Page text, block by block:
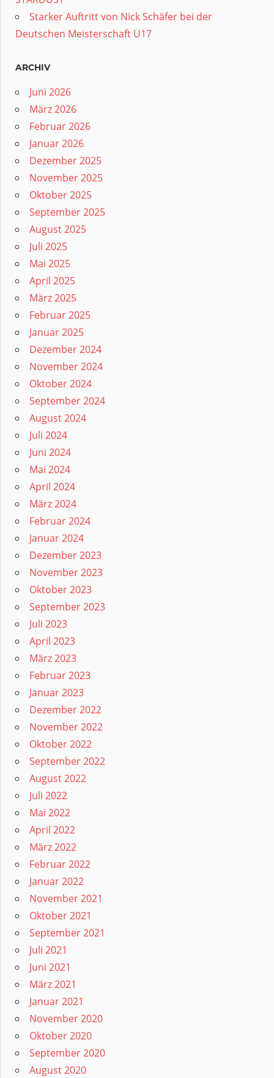
Starker Auftritt von Nick Schäfer bei der
Deutschen Meisterschaft U17
ARCHIV
Juni 2026
März 2026
Februar 2026
Januar 2026
Dezember 2025
November 2025
Oktober 2025
September 2025
August 2025
Juli 2025
Mai 2025
April 2025
März 2025
Februar 2025
Januar 2025
Dezember 2024
November 2024
Oktober 2024
September 2024
August 2024
Juli 2024
Juni 2024
Mai 2024
April 2024
März 2024
Februar 2024
Januar 2024
Dezember 2023
November 2023
Oktober 2023
September 2023
Juli 2023
April 2023
März 2023
Februar 2023
Januar 2023
Dezember 2022
November 2022
Oktober 2022
September 2022
August 2022
Juli 2022
Mai 2022
April 2022
März 2022
Februar 2022
Januar 2022
November 2021
Oktober 2021
September 2021
Juli 2021
Juni 2021
März 2021
Januar 2021
November 2020
Oktober 2020
September 2020
August 2020